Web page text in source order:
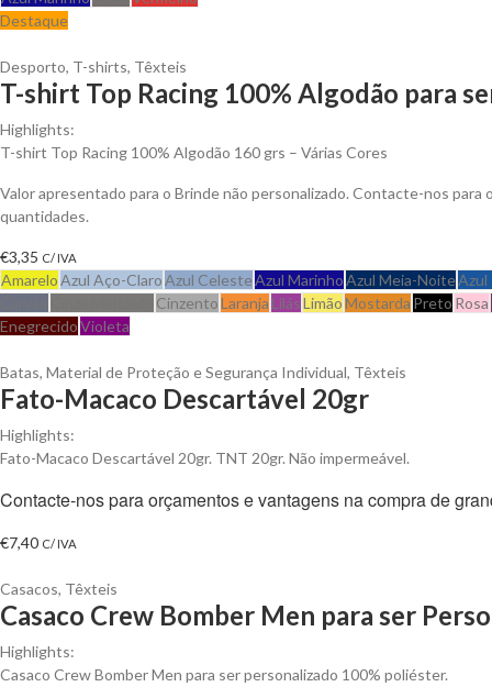
Destaque
Desporto, T-shirts, Têxteis
T-shirt Top Racing 100% Algodão para
Highlights:
T-shirt Top Racing 100% Algodão 160 grs – Várias Cores
Valor apresentado para o Brinde não personalizado. Contacte-nos
quantidades.
€3,35 C/ IVA
AmareloAzul Aço-ClaroAzul CelesteAzul MarinhoAzul Meia-NoiteAzul
CinzentoLaranja LilásLimãoMostarda Preto Rosa
EnegrecidoVioleta
Batas, Material de Proteção e Segurança Individual, Têxteis
Fato-Macaco Descartável 20gr
Highlights:
Fato-Macaco Descartável 20gr. TNT 20gr. Não impermeável.
Contacte-nos para orçamentos e vantagens na compra de
€7,40 C/ IVA
Casacos, Têxteis
Casaco Crew Bomber Men para ser
Highlights:
Casaco Crew Bomber Men para ser personalizado 100% poliéster.